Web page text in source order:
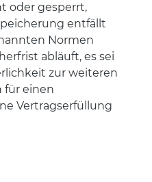
oder gesperrt,
entfällt
Normen
abläuft, es sei
zur weiteren
für einen
Vertragserfüllung